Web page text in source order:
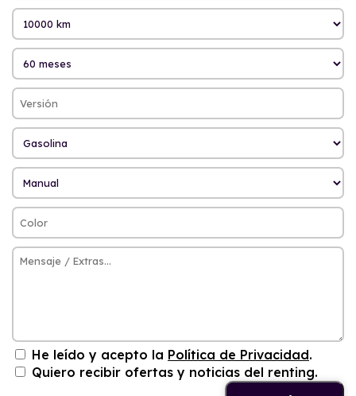
He leído y acepto la Política de Privacidad.
Quiero recibir ofertas y noticias del renting.